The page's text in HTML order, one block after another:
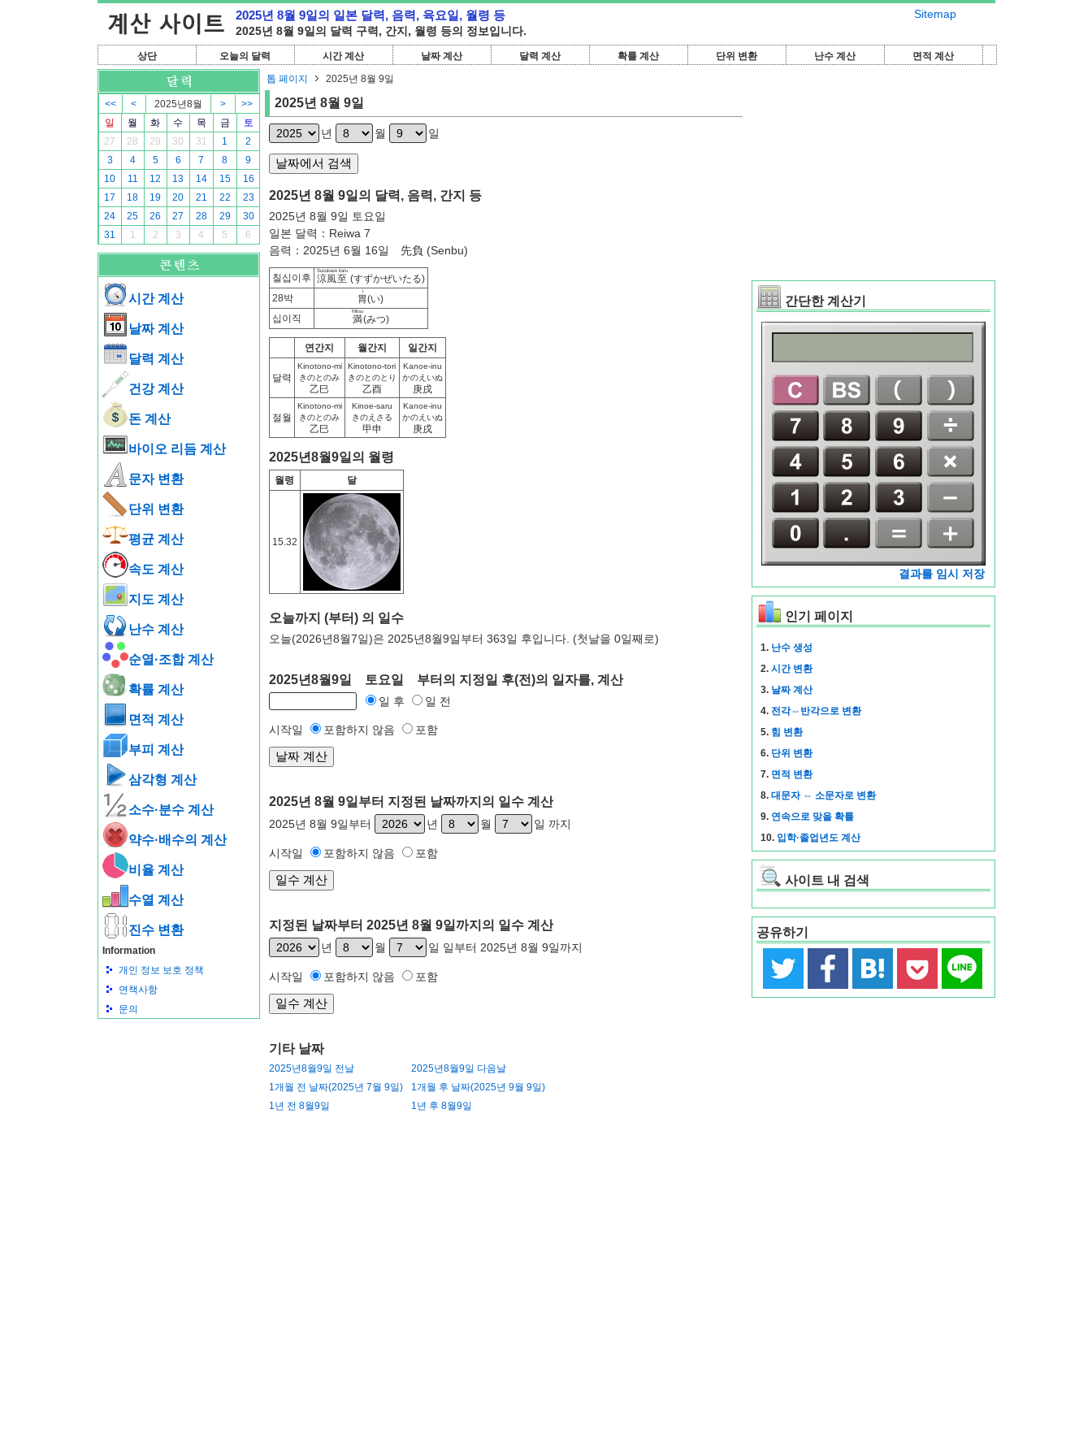
Sitemap
2025년 8월 9일의 일본 달력, 음력, 육요일, 월령 등
2025년 8월 9일의 달력 구력, 간지, 월령 등의 정보입니다.
상단 오늘의 달력 시간 계산 날짜 계산 달력 계산 확률 계산 단위 변환 난수 계산 면적 계산
<< < 2025년8월 >
>>
일
월 화 수 목 금
토
27
28 29 30 31 1
2
3
4 5 6 7 8
9
10
11 12 13 14 15
16
17
18 19 20 21 22
23
24
25 26 27 28 29
30
31
1 2 3 4 5 6
시간 계산
날짜 계산
달력 계산
건강 계산
돈 계산
바이오 리듬 계산
문자 변환
단위 변환
평균 계산
속도 계산
지도 계산
난수 계산
순열·조합 계산
확률 계산
면적 계산
부피 계산
삼각형 계산
소수·분수 계산
약수·배수의 계산
비율 계산
수열 계산
진수 변환
Information
개인 정보 보호 정책
면책사항
문의
톱 페이지 2025년 8월 9일
2025년 8월 9일
년 월 일
2025년 8월 9일의 달력, 음력, 간지 등
2025년 8월 9일 토요일
일본 달력：Reiwa 7
음력：2025년 6월 16일 先負 (Senbu)
칠십이후 涼風至
Suzukaze itaru
(すずかぜいたる)
28박
胃
i
(い)
십이직
満
Mitsu
(みつ)
연간지 월간지 일간지
달력
Kinotono-mi
きのとのみ
乙巳
Kinotono-tori
きのとのとり
乙酉
Kanoe-inu
かのえいぬ
庚戌
절월
Kinotono-mi
きのとのみ
乙巳
Kinoe-saru
きのえさる
甲申
Kanoe-inu
かのえいぬ
庚戌
2025년8월9일의 월령
월령 달
15.32
오늘까지 (부터) 의 일수
오늘(2026년8월7일)은 2025년8월9일부터 363일 후입니다. (첫날을 0일째로)
2025년8월9일 토요일 부터의 지정일 후(전)의 일자를, 계산
일 후 일 전
시작일 포함하지 않음 포함
2025년 8월 9일부터 지정된 날짜까지의 일수 계산
2025년 8월 9일부터 년 월 일 까지
시작일 포함하지 않음 포함
지정된 날짜부터 2025년 8월 9일까지의 일수 계산
년 월 일 일부터 2025년 8월 9일까지
시작일 포함하지 않음 포함
기타 날짜
2025년8월9일 전날
2025년8월9일 다음날
1개월 전 날짜(2025년 7월 9일)
1개월 후 날짜(2025년 9월 9일)
1년 전 8월9일
1년 후 8월9일
간단한 계산기
결과를 임시 저장
인기 페이지
1. 난수 생성
2. 시간 변환
3. 날짜 계산
4. 전각⇔반각으로 변환
5. 힘 변환
6. 단위 변환
7. 면적 변환
8. 대문자 ⇔ 소문자로 변환
9. 연속으로 맞을 확률
10. 입학·졸업년도 계산
사이트 내 검색
공유하기